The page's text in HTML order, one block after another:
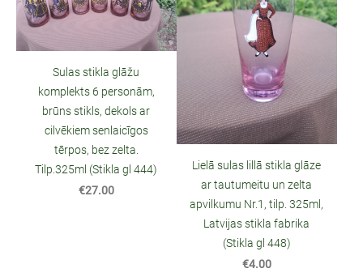
Sulas stikla glāžu
komplekts 6 personām,
brūns stikls, dekols ar
cilvēkiem senlaicīgos
tērpos, bez zelta.
Tilp.325ml (Stikla gl 444)
€27.00
Lielā sulas lillā stikla glāze
ar tautumeitu un zelta
apvilkumu Nr.1, tilp. 325ml,
Latvijas stikla fabrika
(Stikla gl 448)
€4.00